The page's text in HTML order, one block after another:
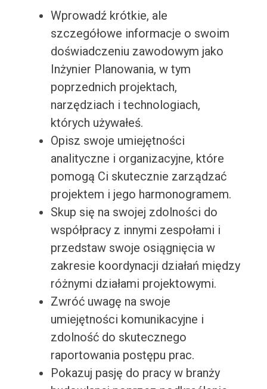
Wprowadź krótkie, ale
szczegółowe informacje o swoim
doświadczeniu zawodowym jako
Inżynier Planowania, w tym
poprzednich projektach,
narzędziach i technologiach,
których używałeś.
Opisz swoje umiejętności
analityczne i organizacyjne, które
pomogą Ci skutecznie zarządzać
projektem i jego harmonogramem.
Skup się na swojej zdolności do
współpracy z innymi zespołami i
przedstaw swoje osiągnięcia w
zakresie koordynacji działań między
różnymi działami projektowymi.
Zwróć uwagę na swoje
umiejętności komunikacyjne i
zdolność do skutecznego
raportowania postępu prac.
Pokazuj pasję do pracy w branży